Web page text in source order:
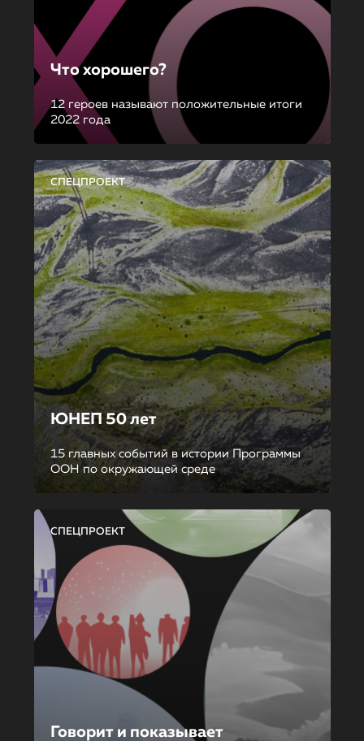
Что хорошего?
12 героев называют положительные итоги
2022 года
СПЕЦПРОЕКТ
ЮНЕП 50 лет
15 главных событий в истории Программы
ООН по окружающей среде
СПЕЦПРОЕКТ
Говорит и показывает